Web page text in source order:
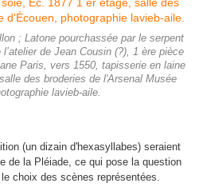
; Latone pourchassée par le serpent
de Jean Cousin (?), 1 ère pièce
Paris, vers 1550, tapisserie en laine
des broderies de l'Arsenal Musée
lavieb-aile.
(un dizain d'hexasyllabes) seraient
de la Pléiade, ce qui pose la question
choix des scènes représentées.